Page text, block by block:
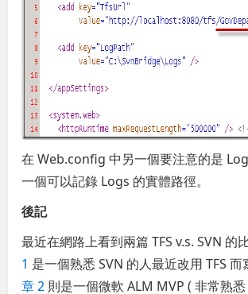
在 Web.config 中另一個要注意的是
一個可以記錄 Logs 的實體路徑。
後記
最近在網路上看到兩篇 TFS v.s. SVN 的
1 是一個熟悉 SVN 的人最近改用 TFS
章 2 則是一個微軟 ALM MVP ( 非常熟悉